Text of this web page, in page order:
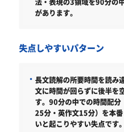
があります。
失点しやすいパターン
長文読解の所要時間を読み
文に時間が回らずに後半を
す。90分の中での時間配
25分・英作文15分）を本
いと起こりやすい失点です。